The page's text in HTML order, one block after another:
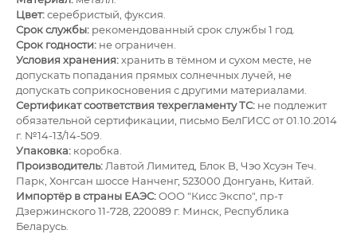
Цвет:серебристый, фуксия.
Срок службы: рекомендованный срок службы 1 год.
Срок годности: не ограничен.
Условия хранения:хранить в тёмном и сухом месте, не
допускать попадания прямых солнечных лучей, не
допускать соприкосновения с другими материалами.
Сертификат соответствия техрегламенту ТС: не подлежит
обязательной сертификации, письмо БелГИСС от 01.10.2014
г. №14-13/14-509.
Упаковка: коробка.
Производитель:Лавтой Лимитед, Блок B, Чэо Хсуэн Теч.
Парк, Хонгсан шоссе Нанченг, 523000 Донгуань, Китай.
Импортёр в страны ЕАЭС:ОOО "Кисс Экспо", пр-т
Дзержинского 11-728, 220089 г. Минск, Республика
Беларусь.